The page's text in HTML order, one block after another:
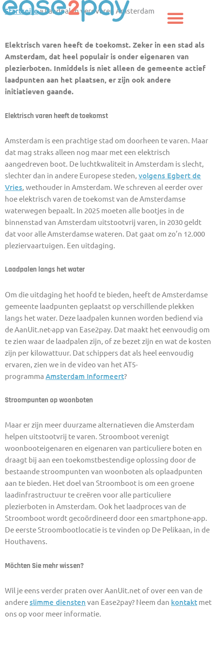
Zum
Inhalt
Startseite»Laadpalen veroveren Amsterdam
Elektrisch varen heeft de toekomst. Zeker in een stad als
Amsterdam, dat heel populair is onder eigenaren van
plezierboten. Inmiddels is niet alleen de gemeente actief
laadpunten aan het plaatsen, er zijn ook andere
initiatieven gaande.
Elektrisch varen heeft de toekomst
Amsterdam is een prachtige stad om doorheen te varen. Maar
dat mag straks alleen nog maar met een elektrisch
aangedreven boot. De luchtkwaliteit in Amsterdam is slecht,
slechter dan in andere Europese steden, volgens Egbert de
Vries, wethouder in Amsterdam. We schreven al eerder over
hoe elektrisch varen de toekomst van de Amsterdamse
waterwegen bepaalt. In 2025 moeten alle bootjes in de
binnenstad van Amsterdam uitstootvrij varen, in 2030 geldt
dat voor alle Amsterdamse wateren. Dat gaat om zo’n 12.000
pleziervaartuigen. Een uitdaging.
Laadpalen langs het water
Om die uitdaging het hoofd te bieden, heeft de Amsterdamse
gemeente laadpunten geplaatst op verschillende plekken
langs het water. Deze laadpalen kunnen worden bediend via
de AanUit.net-app van Ease2pay. Dat maakt het eenvoudig om
te zien waar de laadpalen zijn, of ze bezet zijn en wat de kosten
zijn per kilowattuur. Dat schippers dat als heel eenvoudig
ervaren, zien we in de video van het AT5-
programma Amsterdam Informeert?
Stroompunten op woonboten
Maar er zijn meer duurzame alternatieven die Amsterdam
helpen uitstootvrij te varen. Stroomboot verenigt
woonbooteigenaren en eigenaren van particuliere boten en
draagt bij aan een toekomstbestendige oplossing door de
bestaande stroompunten van woonboten als oplaadpunten
aan te bieden. Het doel van Stroomboot is om een groene
laadinfrastructuur te creëren voor alle particuliere
plezierboten in Amsterdam. Ook het laadproces van de
Stroomboot wordt gecoördineerd door een smartphone-app.
De eerste Stroombootlocatie is te vinden op De Pelikaan, in de
Houthavens.
Möchten Sie mehr wissen?
Wil je eens verder praten over AanUit.net of over een van de
andereslimme diensten van Ease2pay? Neem dan kontakt met
ons op voor meer informatie.